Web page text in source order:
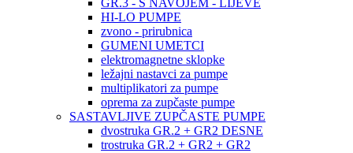
GR.3 - S NAVOJEM - LIJEVE
HI-LO PUMPE
zvono - prirubnica
GUMENI UMETCI
elektromagnetne sklopke
ležajni nastavci za pumpe
multiplikatori za pumpe
oprema za zupčaste pumpe
SASTAVLJIVE ZUPČASTE PUMPE
dvostruka GR.2 + GR2 DESNE
trostruka GR.2 + GR2 + GR2